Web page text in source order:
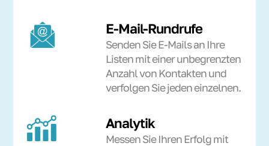
E-Mail-Rundrufe
Senden Sie E-Mails an Ihre
Listen mit einer unbegrenzten
Anzahl von Kontakten und
verfolgen Sie jeden einzelnen.
Analytik
Messen Sie Ihren Erfolg mit